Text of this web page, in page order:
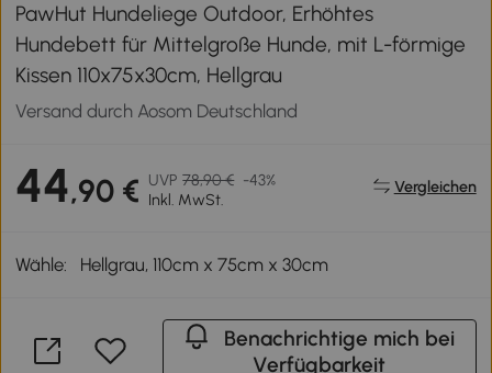
PawHut Hundeliege Outdoor, Erhöhtes
Hundebett für Mittelgroße Hunde, mit L-förmige
Kissen 110x75x30cm, Hellgrau
Versand durch Aosom Deutschland
44,90 € UVP 78,90 € -43%
Inkl. MwSt.
Vergleichen
Wähle: Hellgrau, 110cm x 75cm x 30cm
Benachrichtige mich bei
Verfügbarkeit